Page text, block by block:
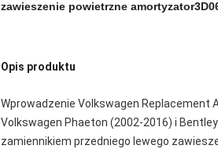
zawieszenie powietrzne amortyzator
Opis produktu
Wprowadzenie Volkswagen Replacement
Volkswagen Phaeton (2002-2016) i
zamiennikiem przedniego lewego